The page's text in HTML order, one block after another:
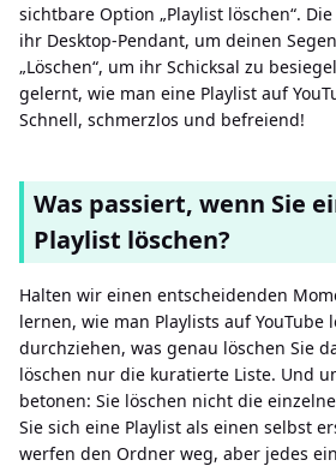
sichtbare Option „Playlist löschen“.
ihr Desktop-Pendant, um deinen
„Löschen“, um ihr Schicksal zu
gelernt, wie man eine Playlist auf
Schnell, schmerzlos und befreiend!
Was passiert, wenn Sie
Playlist löschen?
Halten wir einen entscheidenden
lernen, wie man Playlists auf YouTube
durchziehen, was genau löschen Sie
löschen nur die kuratierte Liste. Und
betonen: Sie löschen nicht die
Sie sich eine Playlist als einen selbst
werfen den Ordner weg, aber jedes